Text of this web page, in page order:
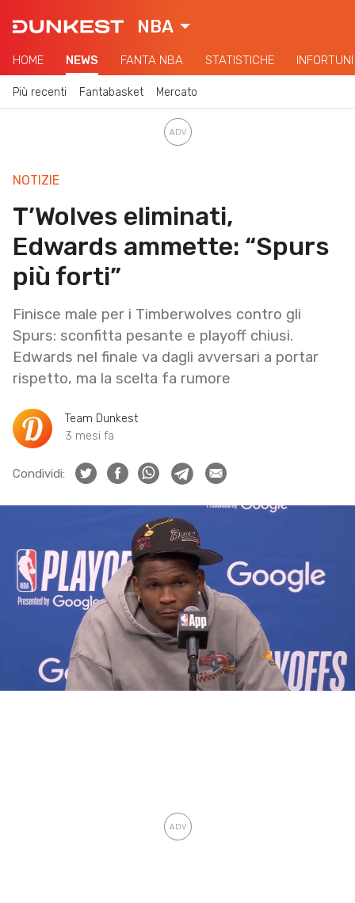
NBA
HOME NEWS FANTA NBA STATISTICHE INFORTUNI
Più recenti Fantabasket Mercato
NOTIZIE
T’Wolves eliminati,
Edwards ammette: “Spurs
più forti”
Finisce male per i Timberwolves contro gli
Spurs: sconfitta pesante e playoff chiusi.
Edwards nel finale va dagli avversari a portar
rispetto, ma la scelta fa rumore
Team Dunkest
3 mesi fa
Condividi: